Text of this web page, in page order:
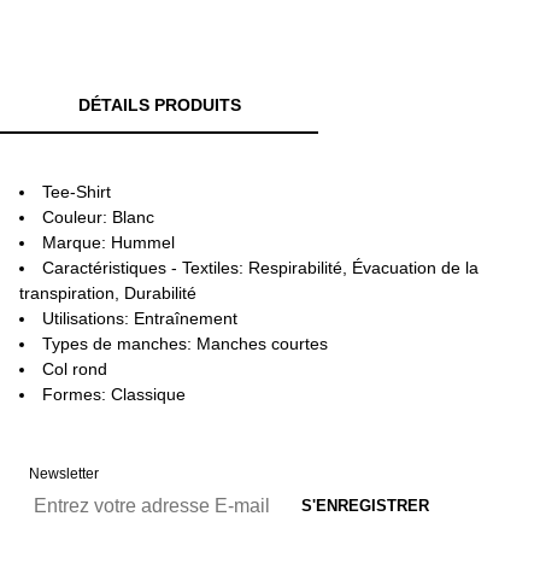
DÉTAILS PRODUITS
Tee-Shirt
Couleur: Blanc
Marque: Hummel
Caractéristiques - Textiles: Respirabilité, Évacuation de la
transpiration, Durabilité
Utilisations: Entraînement
Types de manches: Manches courtes
Col rond
Formes: Classique
Newsletter